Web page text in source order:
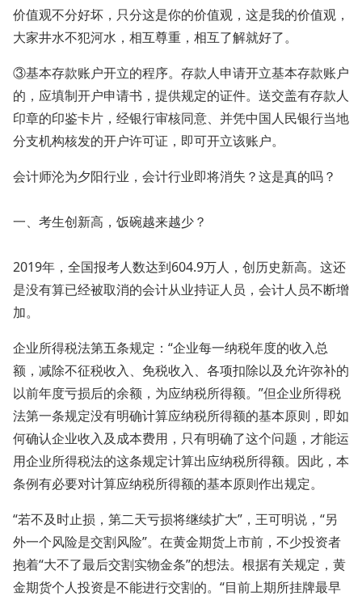
价值观不分好坏，只分这是你的价值观，这是我的价值观，
大家井水不犯河水，相互尊重，相互了解就好了。
③基本存款账户开立的程序。存款人申请开立基本存款账户
的，应填制开户申请书，提供规定的证件。送交盖有存款人
印章的印鉴卡片，经银行审核同意、并凭中国人民银行当地
分支机构核发的开户许可证，即可开立该账户。
会计师沦为夕阳行业，会计行业即将消失？这是真的吗？
一、考生创新高，饭碗越来越少？
2019年，全国报考人数达到604.9万人，创历史新高。这还
是没有算已经被取消的会计从业持证人员，会计人员不断增
加。
企业所得税法第五条规定：“企业每一纳税年度的收入总
额，减除不征税收入、免税收入、各项扣除以及允许弥补的
以前年度亏损后的余额，为应纳税所得额。”但企业所得税
法第一条规定没有明确计算应纳税所得额的基本原则，即如
何确认企业收入及成本费用，只有明确了这个问题，才能运
用企业所得税法的这条规定计算出应纳税所得额。因此，本
条例有必要对计算应纳税所得额的基本原则作出规定。
“若不及时止损，第二天亏损将继续扩大”，王可明说，“另
外一个风险是交割风险”。在黄金期货上市前，不少投资者
抱着“大不了最后交割实物金条”的想法。根据有关规定，黄
金期货个人投资是不能进行交割的。“目前上期所挂牌最早